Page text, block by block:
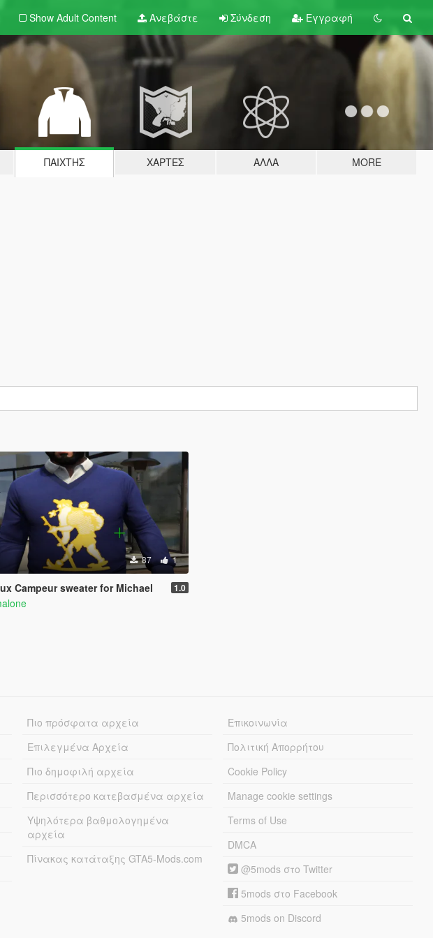
Show Adult Content Ανεβάστε Σύνδεση Εγγραφή
ΠΑΊΧΤΗΣ ΧΆΡΤΕΣ ΆΛΛΑ MORE
87 1
Campeur sweater for Michael 1.0
Πιο πρόσφατα αρχεία
Επιλεγμένα Αρχεία
Πιο δημοφιλή αρχεία
Περισσότερο κατεβασμένα αρχεία
Υψηλότερα βαθμολογημένα
αρχεία
Πίνακας κατάταξης GTA5-Mods.com
Επικοινωνία
Πολιτική Απορρήτου
Cookie Policy
Manage cookie settings
Terms of Use
DMCA
@5mods στο Twitter
5mods στο Facebook
5mods on Discord